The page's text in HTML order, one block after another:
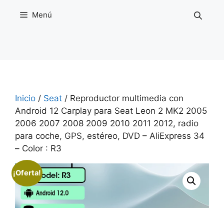
Menú
Inicio / Seat / Reproductor multimedia con
Android 12 Carplay para Seat Leon 2 MK2 2005
2006 2007 2008 2009 2010 2011 2012, radio
para coche, GPS, estéreo, DVD – AliExpress 34
– Color : R3
¡Oferta!